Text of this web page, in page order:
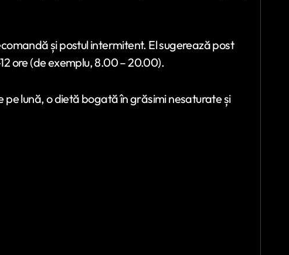
și postul intermitent. El sugerează post
ore (de exemplu, 8.00 – 20.00).
pe lună, o dietă bogată în grăsimi nesaturate și